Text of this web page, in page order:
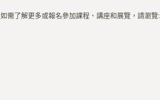
如需了解更多或報名參加課程、講座和展覽，請瀏覽: